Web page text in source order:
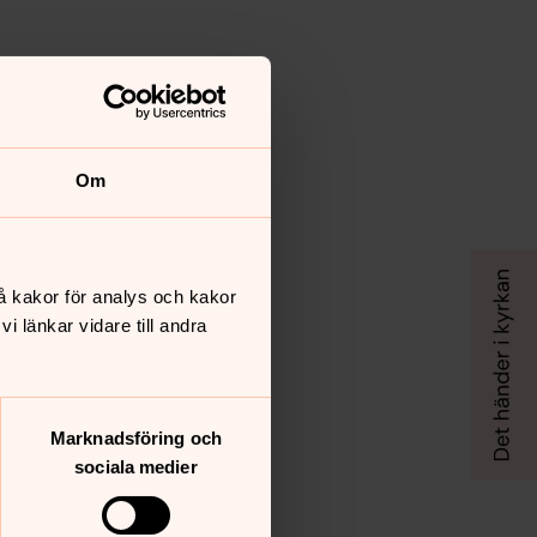
Om
kakor för analys och kakor
länkar vidare till andra
Marknadsföring och
sociala medier